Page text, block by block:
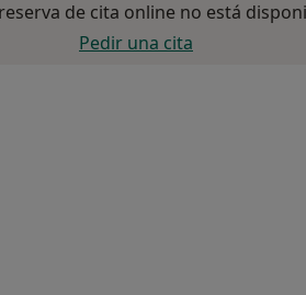
de cita online no está
Pedir una cita